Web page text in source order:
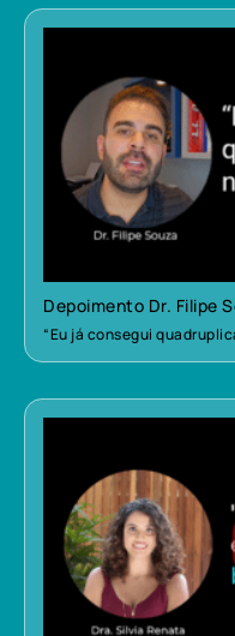
Depoimento Dr. Filipe
“Eu já consegui